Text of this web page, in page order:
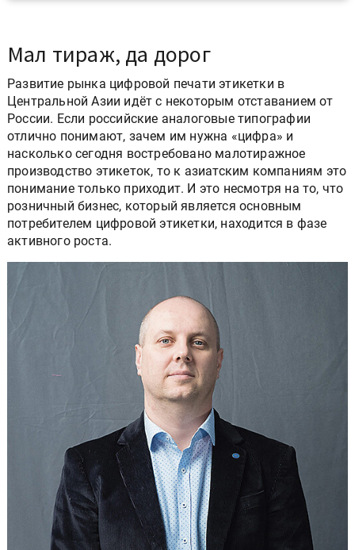
Мал тираж, да дорог
Развитие рынка цифровой печати этикетки в
Центральной Азии идёт с некоторым отставанием от
России. Если российские аналоговые типографии
отлично понимают, зачем им нужна «цифра» и
насколько сегодня востребовано малотиражное
производство этикеток, то к азиатским компаниям это
понимание только приходит. И это несмотря на то, что
розничный бизнес, который является основным
потребителем цифровой этикетки, находится в фазе
активного роста.